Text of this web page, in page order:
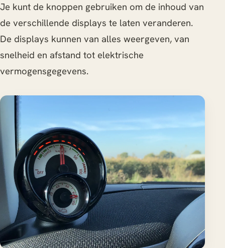
Je kunt de knoppen gebruiken om de inhoud van
de verschillende displays te laten veranderen.
De displays kunnen van alles weergeven, van
snelheid en afstand tot elektrische
vermogensgegevens.